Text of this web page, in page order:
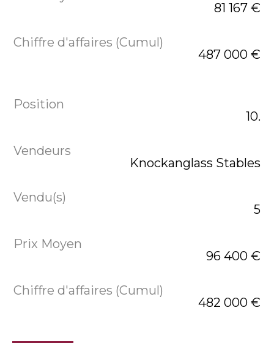
81 167 €
487 000 €
10.
Knockanglass Stables
5
96 400 €
482 000 €